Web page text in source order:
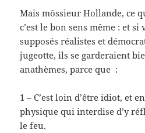
Mais môssieur Hollande, ce
c’est le bon sens même : et si
supposés réalistes et
jugeotte, ils se garderaient
anathèmes, parce que :
1 – C’est loin d’être idiot, et
physique qui interdise d’y
le feu.